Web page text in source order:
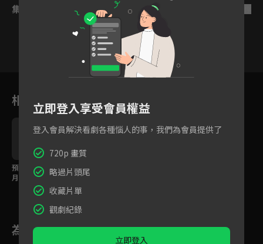
集數列表
8 9 10
相關花絮
預告：丁一宇、賈青3個
月試用愛情，還有終身
保修？！
為您推薦
立即登入享受會員權益
登入會員解決看劇各種惱人的事，我們為會員提供了
720p 畫質
略過片頭尾
收藏片單
觀劇紀錄
立即登入